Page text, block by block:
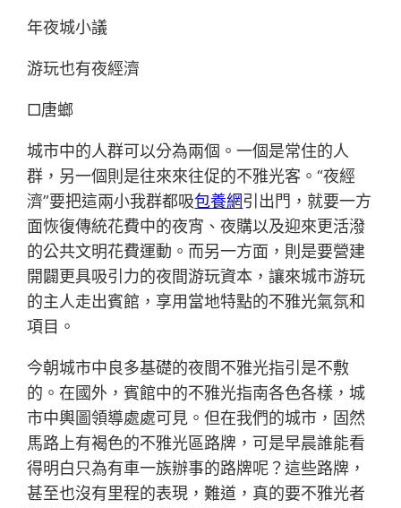
年夜城小議
游玩也有夜經濟
□唐螂
城市中的人群可以分為兩個。一個是常住的人
群，另一個則是往來來往促的不雅光客。“夜經
濟”要把這兩小我群都吸包養網引出門，就要一方
面恢復傳統花費中的夜宵、夜購以及迎來更活潑
的公共文明花費運動。而另一方面，則是要營建
開闢更具吸引力的夜間游玩資本，讓來城市游玩
的主人走出賓館，享用當地特點的不雅光氣氛和
項目。
今朝城市中良多基礎的夜間不雅光指引是不敷
的。在國外，賓館中的不雅光指南各色各樣，城
市中輿圖領導處處可見。但在我們的城市，固然
馬路上有褐色的不雅光區路牌，可是早晨誰能看
得明白只為有車一族辦事的路牌呢？這些路牌，
甚至也沒有里程的表現，難道，真的要不雅光者